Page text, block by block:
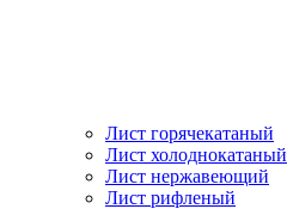
Лист горячекатаный
Лист холоднокатаный
Лист нержавеющий
Лист рифленый